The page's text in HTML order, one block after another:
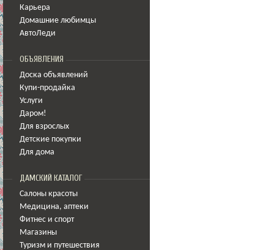
Карьера
Домашние любимцы
АвтоЛеди
ОБЪЯВЛЕНИЯ
Доска объявлений
Купи-продайка
Услуги
Даром!
Для взрослых
Детские покупки
Для дома
ДАМСКИЙ КАТАЛОГ
Салоны красоты
Медицина, аптеки
Фитнес и спорт
Магазины
Туризм и путешествия